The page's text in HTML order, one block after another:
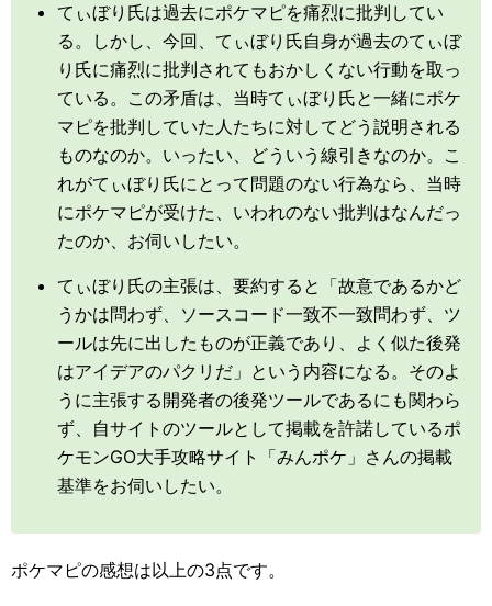
てぃぼり氏は過去にポケマピを痛烈に批判してい
る。しかし、今回、てぃぼり氏自身が過去のてぃぼ
り氏に痛烈に批判されてもおかしくない行動を取っ
ている。この矛盾は、当時てぃぼり氏と一緒にポケ
マピを批判していた人たちに対してどう説明される
ものなのか。いったい、どういう線引きなのか。こ
れがてぃぼり氏にとって問題のない行為なら、当時
にポケマピが受けた、いわれのない批判はなんだっ
たのか、お伺いしたい。
てぃぼり氏の主張は、要約すると「故意であるかど
うかは問わず、ソースコード一致不一致問わず、ツ
ールは先に出したものが正義であり、よく似た後発
はアイデアのパクリだ」という内容になる。そのよ
うに主張する開発者の後発ツールであるにも関わら
ず、自サイトのツールとして掲載を許諾しているポ
ケモンGO大手攻略サイト「みんポケ」さんの掲載
基準をお伺いしたい。
ポケマピの感想は以上の3点です。